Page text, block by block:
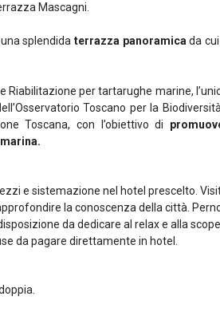
Mascagni.
splendida terrazza panoramicada cui
Riabilitazione per tartarughe marine,
Toscano per la
Toscana, con l’obiettivo di
e sistemazione nel hotel prescelto.
la conoscenza della città.
da dedicare al relax e alla
da pagare direttamente in hotel.